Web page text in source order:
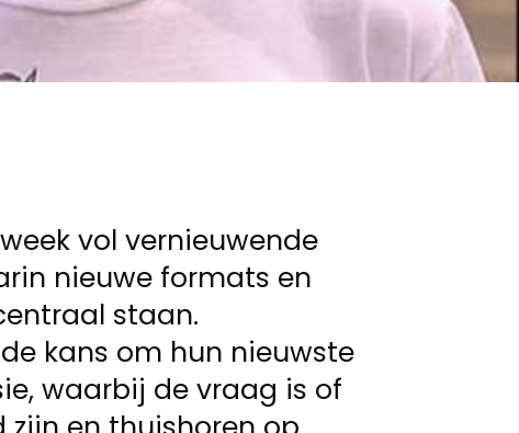
vol vernieuwende
nieuwe formats en
staan.
kans om hun nieuwste
waarbij de vraag is of